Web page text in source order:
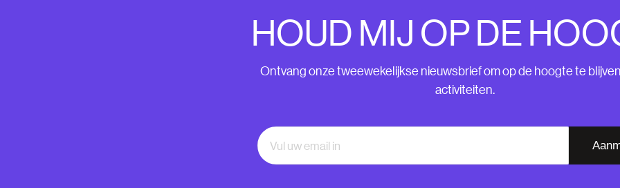
HOUD MIJ OP DE
Ontvang onze tweewekelijkse nieuwsbrief om op de hoogte te
activiteiten.